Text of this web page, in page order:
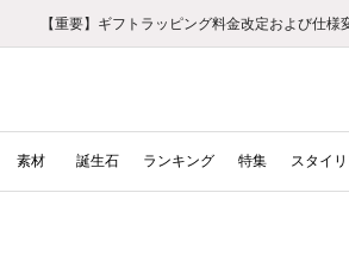
お修理・アフターサービスのご案
【重要】令和８年熊本地震に伴う集配への
【重要】ギフトラッピング料金改定および仕様
【重要】夏季休業の営業についての
税込5,500円以上で送料無料｜最短24時間
新規会員登録で1000ポイントプレゼ
新規LINE友だち登録で500円クーポンプ
会員限定！レビュー投稿で100ポイントプ
お修理・アフターサービスのご案
【重要】令和８年熊本地震に伴う集配への
素材 誕生石 ランキング 特集 スタイ